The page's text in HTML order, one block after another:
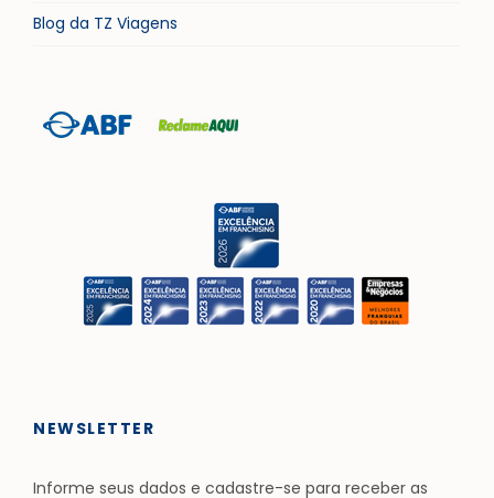
Blog da TZ Viagens
NEWSLETTER
Informe seus dados e cadastre-se para receber as